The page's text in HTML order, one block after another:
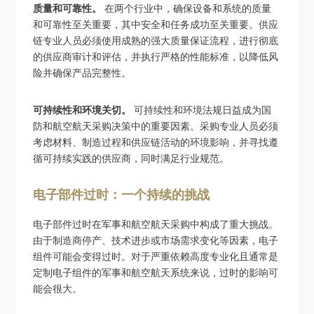
质量和可靠性。
在两个行业中，确保设备和系统的质量
和可靠性至关重要，其中安全和任务成功至关重要。供应
链专业人员必须使用成熟的强大质量保证流程，进行彻底
的供应商审计和评估，并执行严格的性能标准，以降低风
险并确保产品完整性。
可持续性和环境关切。
可持续性和环境法规日益成为国
防和航空航天采购决策中的重要因素。采购专业人员必须
考虑材料、制造过程和供应链活动的环境影响，并寻找遵
循可持续实践的供应商，同时满足行业规范。
电子部件过时：一个持续的挑战
电子部件过时在军事和航空航天采购中构成了重大挑战。
由于制造商停产、技术进步或市场需求变化等因素，电子
组件可能会变得过时。对于严重依赖高度专业化且通常是
定制电子组件的军事和航空航天系统来说，过时的影响可
能会很大。